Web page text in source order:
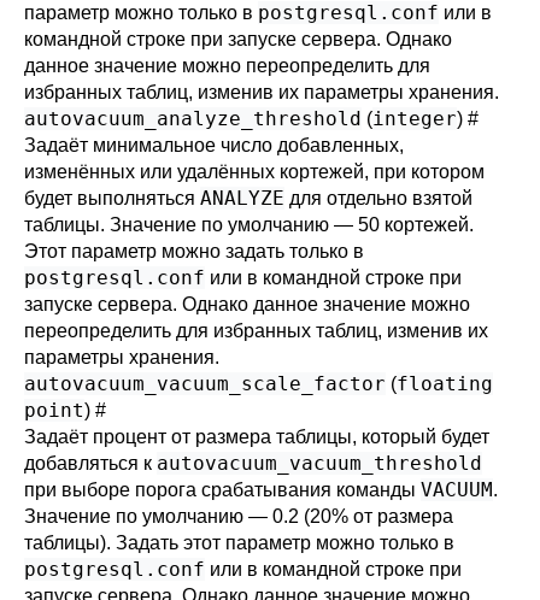
параметр можно только в postgresql.conf или в
командной строке при запуске сервера. Однако
данное значение можно переопределить для
избранных таблиц, изменив их параметры хранения.
autovacuum_analyze_threshold (integer) #
Задаёт минимальное число добавленных,
изменённых или удалённых кортежей, при котором
будет выполняться ANALYZE для отдельно взятой
таблицы. Значение по умолчанию — 50 кортежей.
Этот параметр можно задать только в
postgresql.conf или в командной строке при
запуске сервера. Однако данное значение можно
переопределить для избранных таблиц, изменив их
параметры хранения.
autovacuum_vacuum_scale_factor (floating
point) #
Задаёт процент от размера таблицы, который будет
добавляться к autovacuum_vacuum_threshold
при выборе порога срабатывания команды VACUUM.
Значение по умолчанию — 0.2 (20% от размера
таблицы). Задать этот параметр можно только в
postgresql.conf или в командной строке при
запуске сервера. Однако данное значение можно